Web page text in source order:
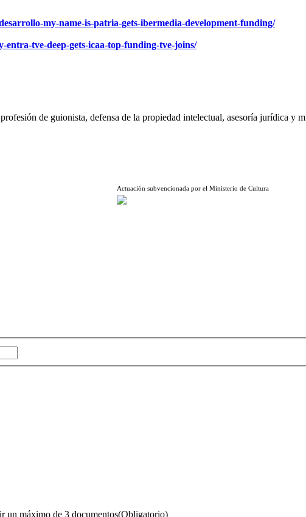
my-name-is-patria-gets-ibermedia-development-funding/
tve-deep-gets-icaa-top-funding-tve-joins/
de guionista, defensa de la propiedad intelectual, asesoría jurídica y
Actuación subvencionada por el Ministerio de Cultura
un máximo de 3 documentos(Obligatorio)